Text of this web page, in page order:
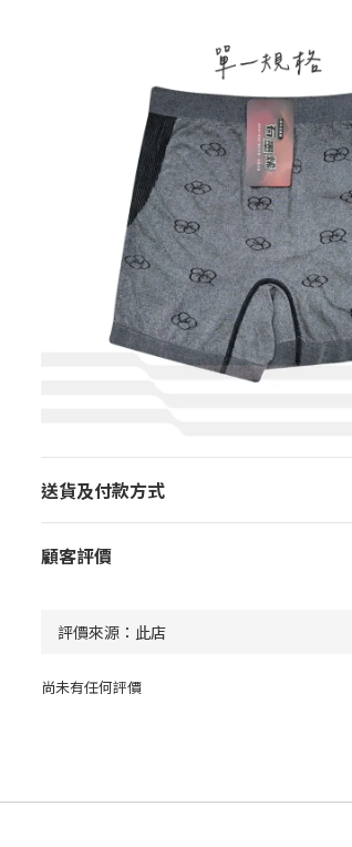
送貨及付款方式
顧客評價
尚未有任何評價